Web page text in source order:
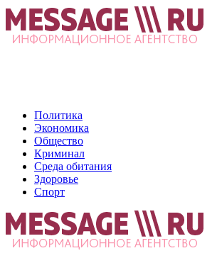
Политика
Экономика
Общество
Криминал
Среда обитания
Здоровье
Спорт